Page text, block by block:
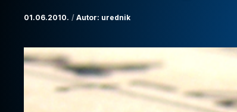
01.06.2010. Autor: urednik